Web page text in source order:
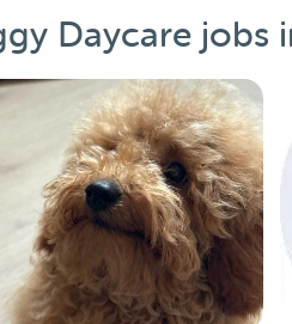
Daycare jobs